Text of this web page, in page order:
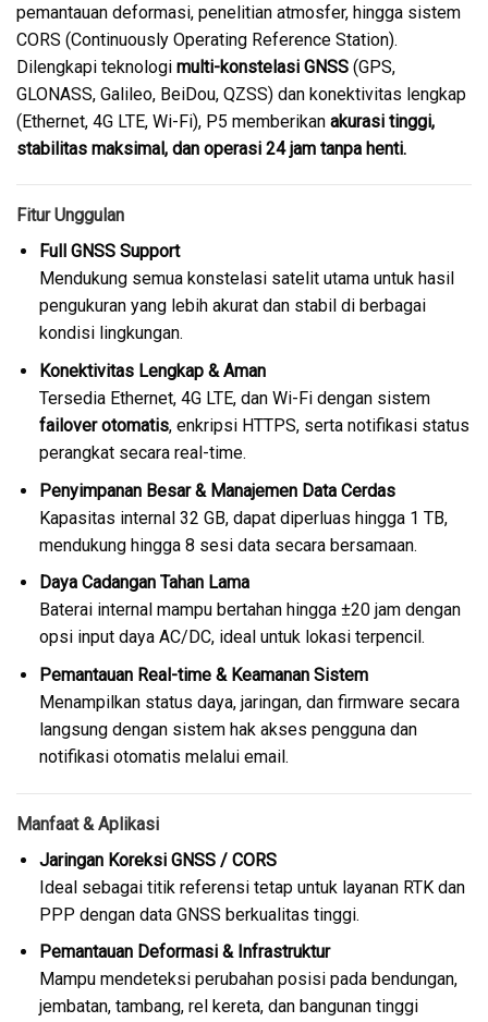
pemantauan deformasi, penelitian atmosfer, hingga sistem
CORS (Continuously Operating Reference Station).
Dilengkapi teknologi multi-konstelasi GNSS (GPS,
GLONASS, Galileo, BeiDou, QZSS) dan konektivitas lengkap
(Ethernet, 4G LTE, Wi-Fi), P5 memberikan akurasi tinggi,
stabilitas maksimal, dan operasi 24 jam tanpa henti.
Fitur Unggulan
Full GNSS Support
Mendukung semua konstelasi satelit utama untuk hasil
pengukuran yang lebih akurat dan stabil di berbagai
kondisi lingkungan.
Konektivitas Lengkap & Aman
Tersedia Ethernet, 4G LTE, dan Wi-Fi dengan sistem
failover otomatis, enkripsi HTTPS, serta notifikasi status
perangkat secara real-time.
Penyimpanan Besar & Manajemen Data Cerdas
Kapasitas internal 32 GB, dapat diperluas hingga 1 TB,
mendukung hingga 8 sesi data secara bersamaan.
Daya Cadangan Tahan Lama
Baterai internal mampu bertahan hingga ±20 jam dengan
opsi input daya AC/DC, ideal untuk lokasi terpencil.
Pemantauan Real-time & Keamanan Sistem
Menampilkan status daya, jaringan, dan firmware secara
langsung dengan sistem hak akses pengguna dan
notifikasi otomatis melalui email.
Manfaat & Aplikasi
Jaringan Koreksi GNSS / CORS
Ideal sebagai titik referensi tetap untuk layanan RTK dan
PPP dengan data GNSS berkualitas tinggi.
Pemantauan Deformasi & Infrastruktur
Mampu mendeteksi perubahan posisi pada bendungan,
jembatan, tambang, rel kereta, dan bangunan tinggi